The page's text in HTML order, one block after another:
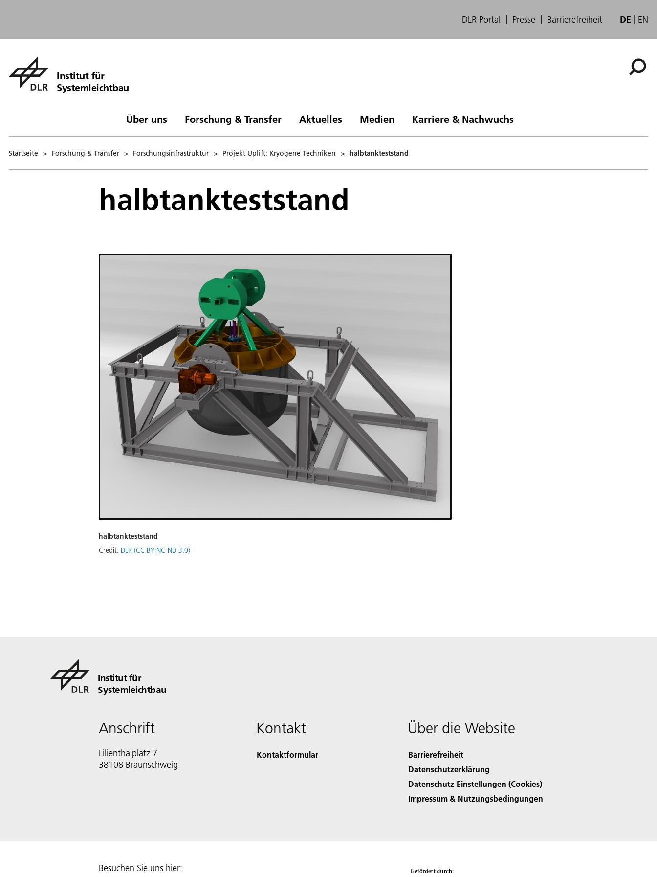
DLR Portal Presse Barrierefreiheit DE EN
Institut für
Systemleichtbau
Über uns Forschung & Transfer Aktuelles Medien Karriere & Nachwuchs
Startseite > Forschung & Transfer > Forschungsinfrastruktur > Projekt Uplift: Kryogene Techniken > halbtankteststand
halbtankteststand
halbtankteststand
Credit: DLR (CC BY-NC-ND 3.0)
Institut für
Systemleichtbau
Anschrift
Lilienthalplatz 7
38108 Braunschweig
Kontakt
Kontaktformular
Über die Website
Barrierefreiheit
Datenschutzerklärung
Datenschutz-Einstellungen (Cookies)
Impressum & Nutzungsbedingungen
Besuchen Sie uns hier: